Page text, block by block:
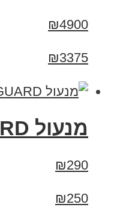
₪4900
₪3375
מנעול ONGUARD
₪290
₪250